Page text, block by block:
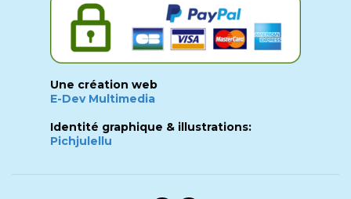
Une création web
E-Dev Multimedia
Identité graphique & illustrations:
Pichjulellu